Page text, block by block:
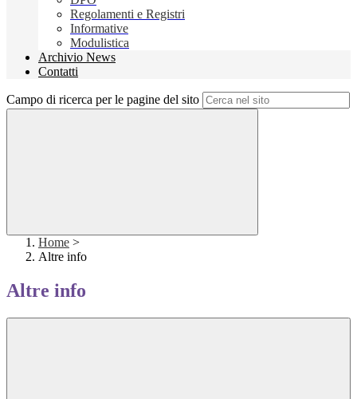
Regolamenti e Registri
Informative
Modulistica
Archivio News
Contatti
Campo di ricerca per le pagine del sito
Home >
Altre info
Altre info